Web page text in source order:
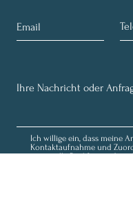
Ich willige ein, dass meine
Kontaktaufnahme und
eventuelle Rückfragen